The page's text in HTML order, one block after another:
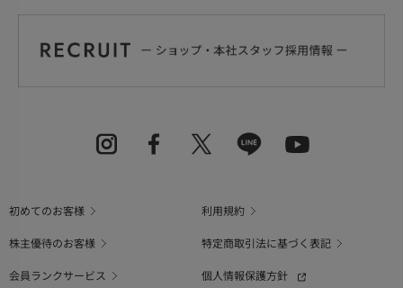
初めてのお客様
利用規約
株主優待のお客様
特定商取引法に基づく表記
会員ランクサービス
個人情報保護方針